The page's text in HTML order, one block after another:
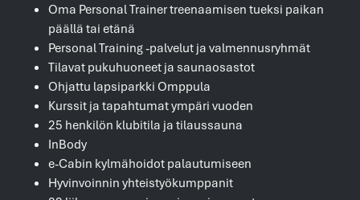
Oma Personal Trainer treenaamisen tueksi paikan
päällä tai etänä
Personal Training -palvelut ja valmennusryhmät
Tilavat pukuhuoneet ja saunaosastot
Ohjattu lapsiparkki Omppula
Kurssit ja tapahtumat ympäri vuoden
25 henkilön klubitila ja tilaussauna
InBody
e-Cabin kylmähoidot palautumiseen
Hyvinvoinnin yhteistyökumppanit